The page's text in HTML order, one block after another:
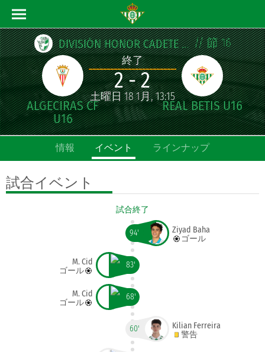
DIVISIÓN HONOR CADETE ANDALUZA// 節 16
終了
2 - 2
土曜日 18 1月, 13:15
情報 イベント ラインナップ
試合イベント
試合終了
94'
Ziyad Baha
ゴール
83'
M. Cid
ゴール
68'
M. Cid
ゴール
60'
Kilian Ferreira
警告